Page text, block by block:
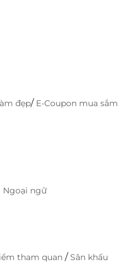
đẹp/ E-Coupon mua sắm
Ngoại ngữ
tham quan /Sân khấu